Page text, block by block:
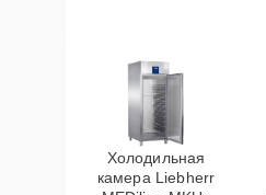
Холодильная
камера Liebherr